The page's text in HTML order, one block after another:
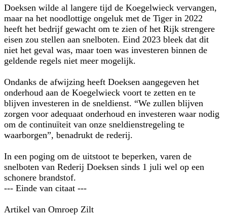
Doeksen wilde al langere tijd de Koegelwieck vervangen,
maar na het noodlottige ongeluk met de Tiger in 2022
heeft het bedrijf gewacht om te zien of het Rijk strengere
eisen zou stellen aan snelboten. Eind 2023 bleek dat dit
niet het geval was, maar toen was investeren binnen de
geldende regels niet meer mogelijk.
Ondanks de afwijzing heeft Doeksen aangegeven het
onderhoud aan de Koegelwieck voort te zetten en te
blijven investeren in de sneldienst. “We zullen blijven
zorgen voor adequaat onderhoud en investeren waar nodig
om de continuïteit van onze sneldienstregeling te
waarborgen”, benadrukt de rederij.
In een poging om de uitstoot te beperken, varen de
snelboten van Rederij Doeksen sinds 1 juli wel op een
schonere brandstof.
--- Einde van citaat ---
Artikel van Omroep Zilt